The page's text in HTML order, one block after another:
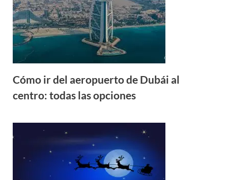
Cómo ir del aeropuerto de Dubái al
centro: todas las opciones